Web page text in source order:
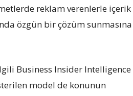
reklam verenlerle içerik
özgün bir çözüm sunmasına
Business Insider Intelligence
model de konunun